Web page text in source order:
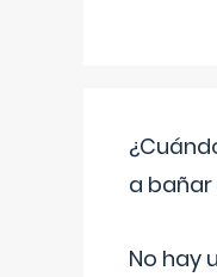
a bañar
No hay